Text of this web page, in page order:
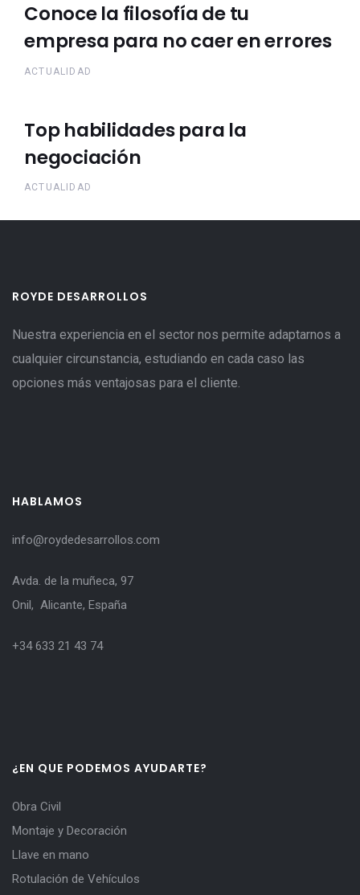
Conoce la filosofía de tu
empresa para no caer en errores
ACTUALIDAD
Top habilidades para la
negociación
ACTUALIDAD
ROYDE DESARROLLOS
Nuestra experiencia en el sector nos permite adaptarnos a
cualquier circunstancia, estudiando en cada caso las
opciones más ventajosas para el cliente.
HABLAMOS
info@roydedesarrollos.com
Avda. de la muñeca, 97
Onil, Alicante, España
+34 633 21 43 74
¿EN QUE PODEMOS AYUDARTE?
Obra Civil
Montaje y Decoración
Llave en mano
Rotulación de Vehículos